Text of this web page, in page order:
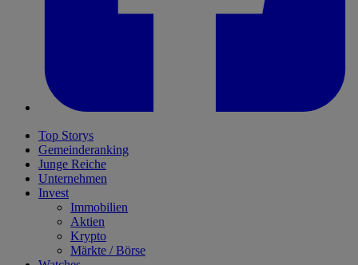
Top Storys
Gemeinderanking
Junge Reiche
Unternehmen
Invest
Immobilien
Aktien
Krypto
Märkte / Börse